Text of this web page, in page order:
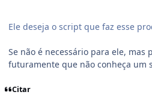
Ele deseja o script que faz esse
Se não é necessário para ele, mas
futuramente que não conheça um
Citar